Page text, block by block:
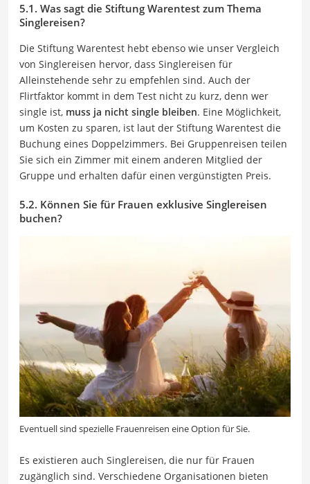
5.1. Was sagt die Stiftung Warentest zum Thema
Singlereisen?
Die Stiftung Warentest hebt ebenso wie unser Vergleich
von Singlereisen hervor, dass Singlereisen für
Alleinstehende sehr zu empfehlen sind. Auch der
Flirtfaktor kommt in dem Test nicht zu kurz, denn wer
single ist, muss ja nicht single bleiben. Eine Möglichkeit,
um Kosten zu sparen, ist laut der Stiftung Warentest die
Buchung eines Doppelzimmers. Bei Gruppenreisen teilen
Sie sich ein Zimmer mit einem anderen Mitglied der
Gruppe und erhalten dafür einen vergünstigten Preis.
5.2. Können Sie für Frauen exklusive Singlereisen
buchen?
Eventuell sind spezielle Frauenreisen eine Option für Sie.
Es existieren auch Singlereisen, die nur für Frauen
zugänglich sind. Verschiedene Organisationen bieten